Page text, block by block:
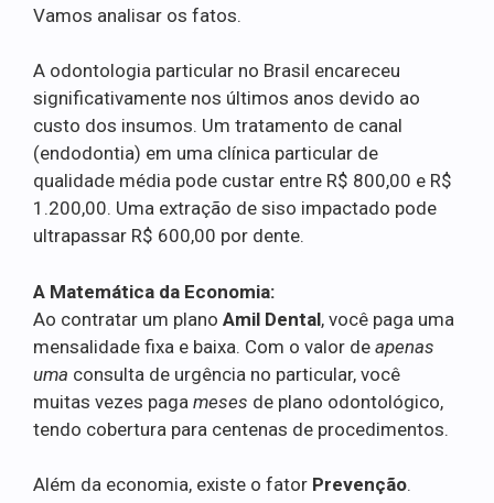
Vamos analisar os fatos.
A odontologia particular no Brasil encareceu
significativamente nos últimos anos devido ao
custo dos insumos. Um tratamento de canal
(endodontia) em uma clínica particular de
qualidade média pode custar entre R$ 800,00 e R$
1.200,00. Uma extração de siso impactado pode
ultrapassar R$ 600,00 por dente.
A Matemática da Economia:
Ao contratar um plano Amil Dental, você paga uma
mensalidade fixa e baixa. Com o valor de apenas
uma consulta de urgência no particular, você
muitas vezes paga meses de plano odontológico,
tendo cobertura para centenas de procedimentos.
Além da economia, existe o fator Prevenção.